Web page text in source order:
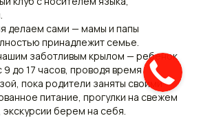
делаем сами — мамы и папы
принадлежит семье.
заботливым крылом — ребенок
9 до 17 часов, проводя время
пока родители заняты своими
питание, прогулки на свежем
экскурсии берем на себя.